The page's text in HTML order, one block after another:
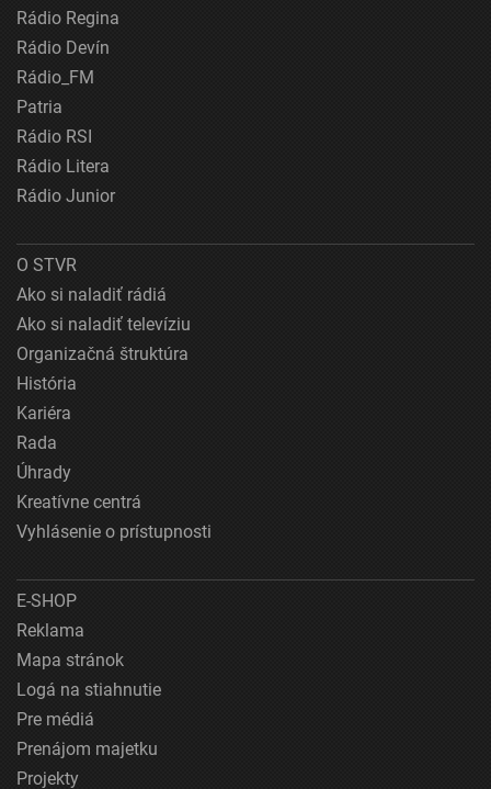
Rádio Regina
Rádio Devín
Rádio_FM
Patria
Rádio RSI
Rádio Litera
Rádio Junior
O STVR
Ako si naladiť rádiá
Ako si naladiť televíziu
Organizačná štruktúra
História
Kariéra
Rada
Úhrady
Kreatívne centrá
Vyhlásenie o prístupnosti
E-SHOP
Reklama
Mapa stránok
Logá na stiahnutie
Pre médiá
Prenájom majetku
Projekty